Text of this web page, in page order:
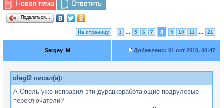
Поделиться…
На страницу 1 5 6 7 8 9 10 11 21
Sergey_M Добавлено: 01 окт 2010, 00:47
olegf2 писал(а):
А Опель уже исправил эти дурацкоработающие подрулевые
переключатели?